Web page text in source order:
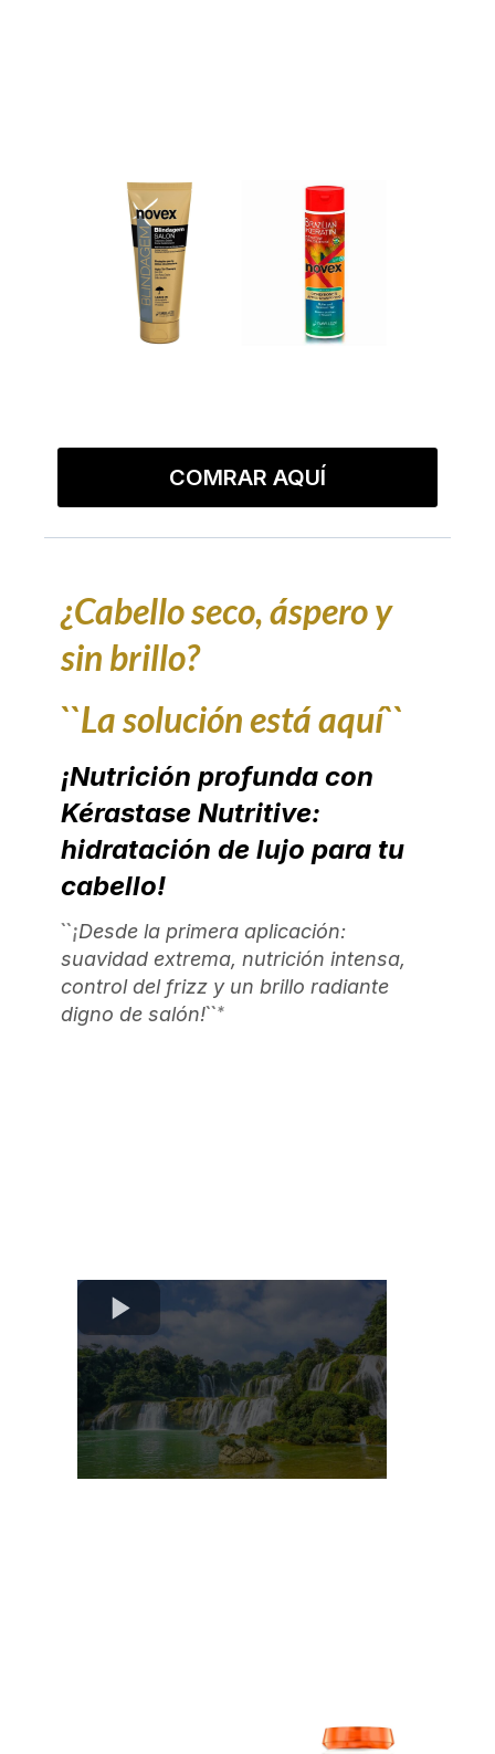
COMRAR AQUÍ
¿Cabello seco, áspero y
sin brillo?
``La solución está aquí``
¡Nutrición profunda con
Kérastase Nutritive:
hidratación de lujo para tu
cabello!
``¡Desde la primera aplicación:
suavidad extrema, nutrición intensa,
control del frizz y un brillo radiante
digno de salón!``*